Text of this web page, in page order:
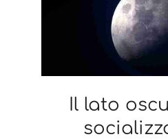
Il lato